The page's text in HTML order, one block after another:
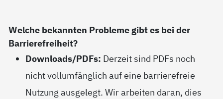
Welche bekannten Probleme gibt es bei der
Barrierefreiheit?
Downloads/PDFs: Derzeit sind PDFs noch
nicht vollumfänglich auf eine barrierefreie
Nutzung ausgelegt. Wir arbeiten daran, dies